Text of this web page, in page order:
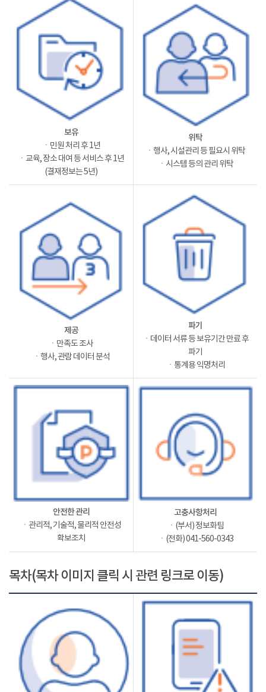
보유
ㆍ민원 처리 후 1년
ㆍ교육, 장소 대여 등 서비스 후 1년
(결재정보는 5년)
위탁
ㆍ행사, 시설관리 등 필요시 위탁
ㆍ시스템 등의 관리 위탁
제공
ㆍ만족도 조사
ㆍ행사, 관람 데이터 분석
파기
ㆍ데이터 서류 등 보유기간 만료 후
파기
ㆍ통계용 익명처리
안전한 관리
ㆍ관리적, 기술적, 물리적 안전성
확보조치
고충사항처리
ㆍ(부서) 정보화팀
ㆍ(전화) 041-560-0343
목차(목차 이미지 클릭 시 관련 링크로 이동)